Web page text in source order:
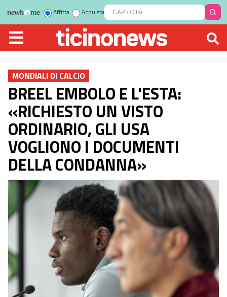
Affitta Acquista
MONDIALI DI CALCIO
BREEL EMBOLO E L'ESTA:
«RICHIESTO UN VISTO
ORDINARIO, GLI USA
VOGLIONO I DOCUMENTI
DELLA CONDANNA»